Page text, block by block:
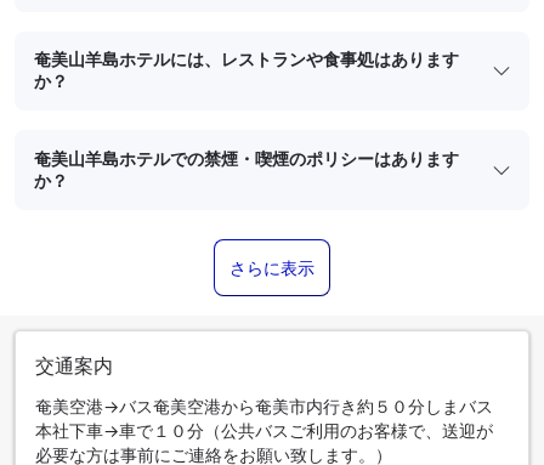
奄美山羊島ホテルには、レストランや食事処はあります
か？
奄美山羊島ホテルでの禁煙・喫煙のポリシーはあります
か？
さらに表示
交通案内
奄美空港→バス奄美空港から奄美市内行き約５０分しまバス
本社下車→車で１０分（公共バスご利用のお客様で、送迎が
必要な方は事前にご連絡をお願い致します。）